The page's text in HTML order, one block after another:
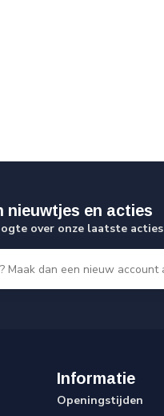
nieuwtjes en acties
over onze laatste acties
Informatie
Openingstijden